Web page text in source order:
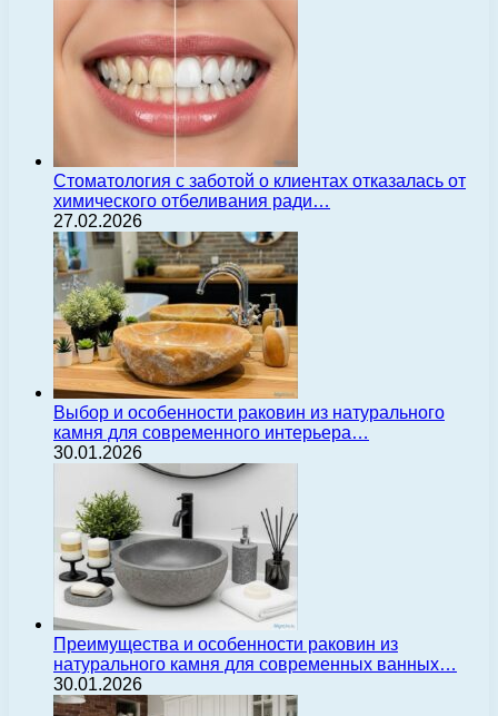
Стоматология с заботой о клиентах отказалась от
химического отбеливания ради…
27.02.2026
Выбор и особенности раковин из натурального
камня для современного интерьера…
30.01.2026
Преимущества и особенности раковин из
натурального камня для современных ванных…
30.01.2026